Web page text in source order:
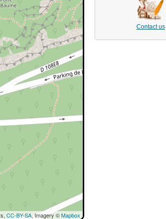
CC-BY-SA, Imagery ©Mapbox
Contact us